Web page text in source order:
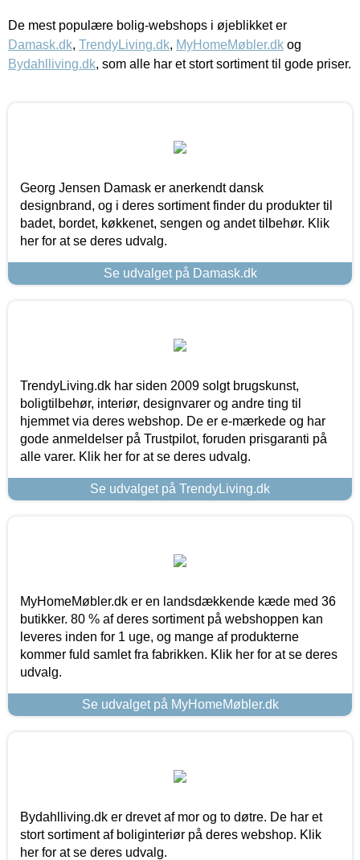
De mest populære bolig-webshops i øjeblikket er
Damask.dk, TrendyLiving.dk, MyHomeMøbler.dk og
Bydahlliving.dk, som alle har et stort sortiment til gode priser.
Georg Jensen Damask er anerkendt dansk
designbrand, og i deres sortiment finder du produkter til
badet, bordet, køkkenet, sengen og andet tilbehør. Klik
her for at se deres udvalg.
Se udvalget på Damask.dk
TrendyLiving.dk har siden 2009 solgt brugskunst,
boligtilbehør, interiør, designvarer og andre ting til
hjemmet via deres webshop. De er e-mærkede og har
gode anmeldelser på Trustpilot, foruden prisgaranti på
alle varer. Klik her for at se deres udvalg.
Se udvalget på TrendyLiving.dk
MyHomeMøbler.dk er en landsdækkende kæde med 36
butikker. 80 % af deres sortiment på webshoppen kan
leveres inden for 1 uge, og mange af produkterne
kommer fuld samlet fra fabrikken. Klik her for at se deres
udvalg.
Se udvalget på MyHomeMøbler.dk
Bydahlliving.dk er drevet af mor og to døtre. De har et
stort sortiment af boliginteriør på deres webshop. Klik
her for at se deres udvalg.